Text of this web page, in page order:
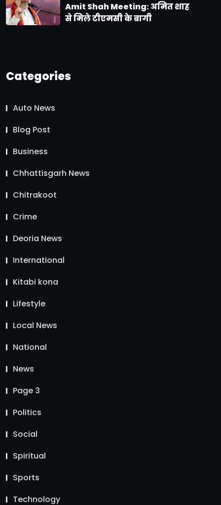
Amit Shah Meeting: अमित शाह
से मिले टीएमसी के बागी
Categories
Auto News
Blog Post
Business
Chhattisgarh News
Chitrakoot
Crime
Deoria News
International
Kitabi kona
Lifestyle
Local News
National
News
Page 3
Politics
Social
Spiritual
Sports
Technology